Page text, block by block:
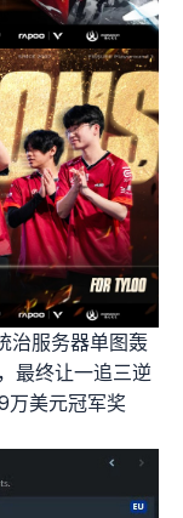
治服务器单图轰
最终让一追三逆
万美元冠军奖